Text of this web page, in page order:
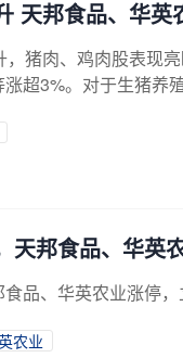
天邦食品、华英
猪肉、鸡肉股表现
超3%。对于生猪养
天邦食品、华英
品、华英农业涨停
农业